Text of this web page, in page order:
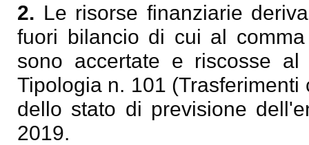
2. Le risorse finanziarie
fuori bilancio di cui al
sono accertate e riscosse
Tipologia n. 101
dello stato di previsione
2019.